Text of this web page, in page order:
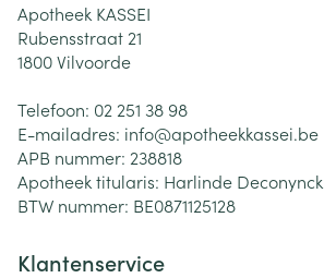
Apotheek KASSEI
Rubensstraat 21
1800Vilvoorde
Telefoon: 02 251 38 98
E-mailadres: info@apotheekkassei.be
APB nummer: 238818
Apotheek titularis: Harlinde Deconynck
BTW nummer: BE0871125128
Klantenservice